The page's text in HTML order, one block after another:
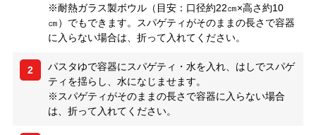
※耐熱ガラス製ボウル（目安：口径約22㎝×高さ約10
㎝）でもできます。スパゲティがそのままの長さで容器
に入らない場合は、折って入れてください。
2
パスタゆで容器にスパゲティ・水を入れ、はしでスパゲ
ティを揺らし、水になじませます。
※スパゲティがそのままの長さで容器に入らない場合
は、折って入れてください。